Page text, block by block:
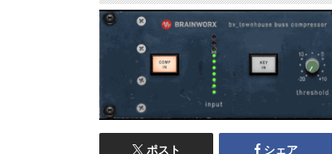
ポスト シェア